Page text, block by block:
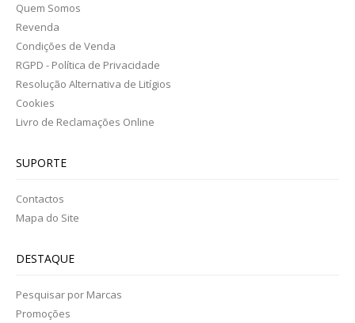
NUTRIÇÃO
REVENDA
VER CARRINHO
Quem Somos
Revenda
Condições de Venda
RGPD - Política de Privacidade
Resolução Alternativa de Litígios
Cookies
Livro de Reclamações Online
SUPORTE
Contactos
Mapa do Site
DESTAQUE
Pesquisar por Marcas
Promoções